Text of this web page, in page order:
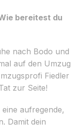
bereitest du
nach Bodo und
auf den Umzug
Fiedler
zur Seite!
aufregende,
Damit dein